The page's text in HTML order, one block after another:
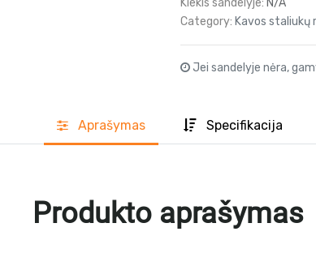
Category: Kavos staliukų
Jei sandelyje nėra,
Aprašymas Specifikacija
Produkto aprašymas